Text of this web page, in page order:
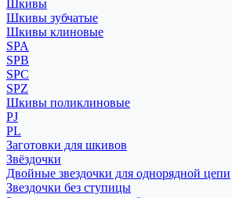
Шкивы
Шкивы зубчатые
Шкивы клиновые
SPA
SPB
SPC
SPZ
Шкивы поликлиновые
PJ
PL
Заготовки для шкивов
Звёздочки
Двойные звездочки для однорядной цепи
Звездочки без ступицы